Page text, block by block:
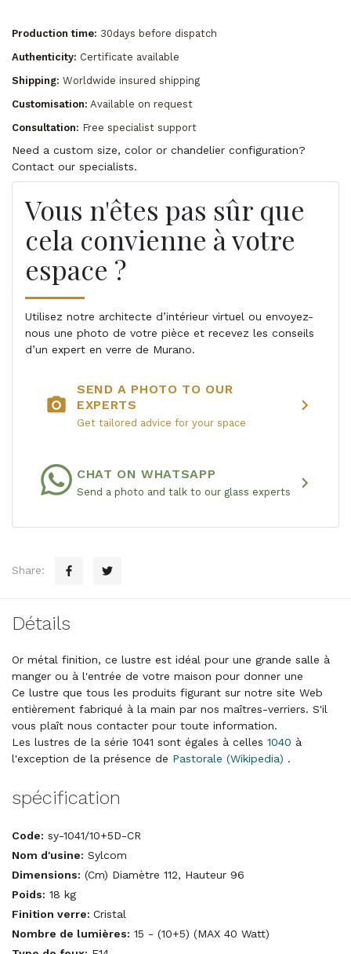
Production time: 30days before dispatch
Authenticity: Certificate available
Shipping: Worldwide insured shipping
Customisation: Available on request
Consultation: Free specialist support
Need a custom size, color or chandelier configuration?
Contact our specialists.
Vous n'êtes pas sûr que
cela convienne à votre
espace ?
Utilisez notre architecte d’intérieur virtuel ou envoyez-
nous une photo de votre pièce et recevez les conseils
d’un expert en verre de Murano.
photo_camera
SEND A PHOTO TO OUR
EXPERTS
Get tailored advice for your space
chevron_right
CHAT ON WHATSAPP
Send a photo and talk to our glass experts chevron_right
Share:
Détails
Or métal finition, ce lustre est idéal pour une grande salle à
manger ou à l'entrée de votre maison pour donner une
Ce lustre que tous les produits figurant sur notre site Web
entièrement fabriqué à la main par nos maîtres-verriers. S'il
vous plaît nous contacter pour toute information.
Les lustres de la série 1041 sont égales à celles 1040 à
l'exception de la présence de Pastorale (Wikipedia) .
spécification
Code: sy-1041/10+5D-CR
Nom d'usine: Sylcom
Dimensions: (Cm) Diamètre 112, Hauteur 96
Poids: 18 kg
Finition verre: Cristal
Nombre de lumières: 15 - (10+5) (MAX 40 Watt)